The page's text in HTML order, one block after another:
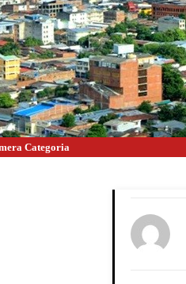
Categoria